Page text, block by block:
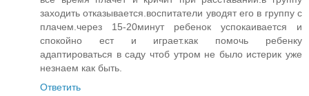
заходить отказывается.воспитатели уводят его в группу с
плачем.через 15-20минут ребенок успокаивается и
спокойно ест и играет.как помочь ребенку
адаптироваться в саду чтоб утром не было истерик уже
незнаем как быть.
Ответить